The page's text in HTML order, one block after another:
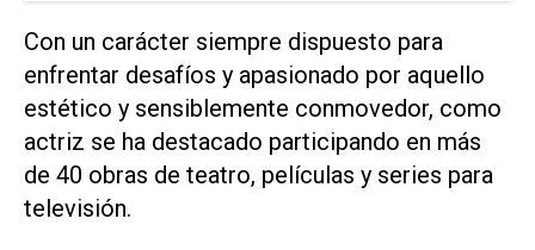
Con un carácter siempre dispuesto para
enfrentar desafíos y apasionado por aquello
estético y sensiblemente conmovedor, como
actriz se ha destacado participando en más
de 40 obras de teatro, películas y series para
televisión.